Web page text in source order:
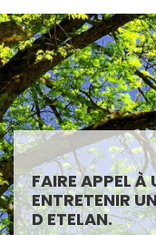
FAIRE APPEL À
ENTRETENIR
D ETELAN.